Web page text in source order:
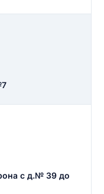
с д.№ 39 до